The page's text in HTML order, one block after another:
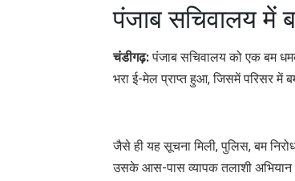
पंजाब सचिवालय में
चंडीगढ़:पंजाब सचिवालय को एक बम
भरा ई-मेल प्राप्त हुआ, जिसमें परिसर में
जैसे ही यह सूचना मिली, पुलिस, बम
उसके आस-पास व्यापक तलाशी अभियान